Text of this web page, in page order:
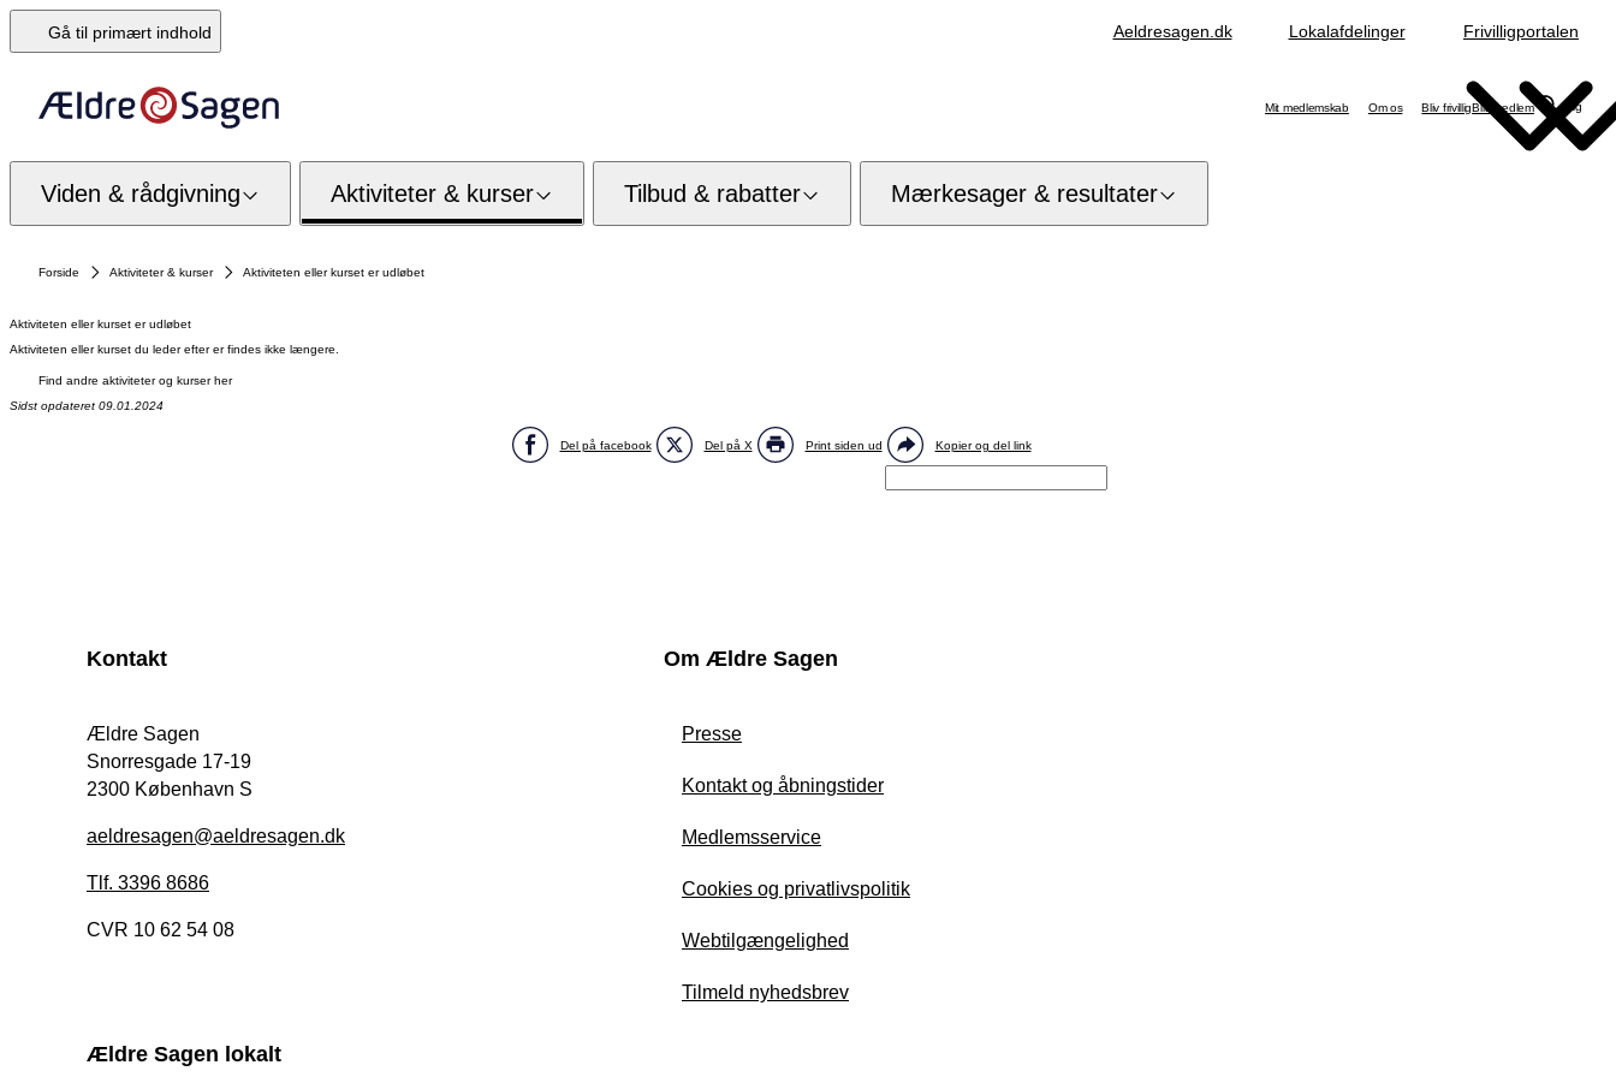
Gå til primært indhold Aeldresagen.dk Lokalafdelinger Frivilligportalen
Mit medlemskab Om os Bliv frivilligBliv medlem Søg
Viden & rådgivning Aktiviteter & kurser Tilbud & rabatter Mærkesager & resultater
Forside Aktiviteter & kurser Aktiviteten eller kurset er udløbet
Aktiviteten eller kurset er udløbet
Aktiviteten eller kurset du leder efter er findes ikke længere.
Find andre aktiviteter og kurser her
Sidst opdateret 09.01.2024
Del på facebook Del på X Print siden ud Kopier og del link
Kontakt
Ældre Sagen
Snorresgade 17-19
2300 København S
aeldresagen@aeldresagen.dk
Tlf. 3396 8686
CVR 10 62 54 08
Om Ældre Sagen
Presse
Kontakt og åbningstider
Medlemsservice
Cookies og privatlivspolitik
Webtilgængelighed
Tilmeld nyhedsbrev
Ældre Sagen lokalt